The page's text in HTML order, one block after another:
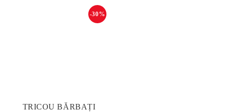
TRICOU BĂRBAȚI
-30%